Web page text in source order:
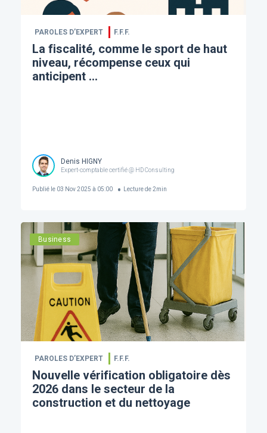
PAROLES D’EXPERT F.F.F.
La fiscalité, comme le sport de haut
niveau, récompense ceux qui
anticipent ...
Denis HIGNY
Expert-comptable certifié @ HD Consulting
Publié le03 Nov 2025 à 05:00 Lecture de2min
Business
PAROLES D’EXPERT F.F.F.
Nouvelle vérification obligatoire dès
2026 dans le secteur de la
construction et du nettoyage